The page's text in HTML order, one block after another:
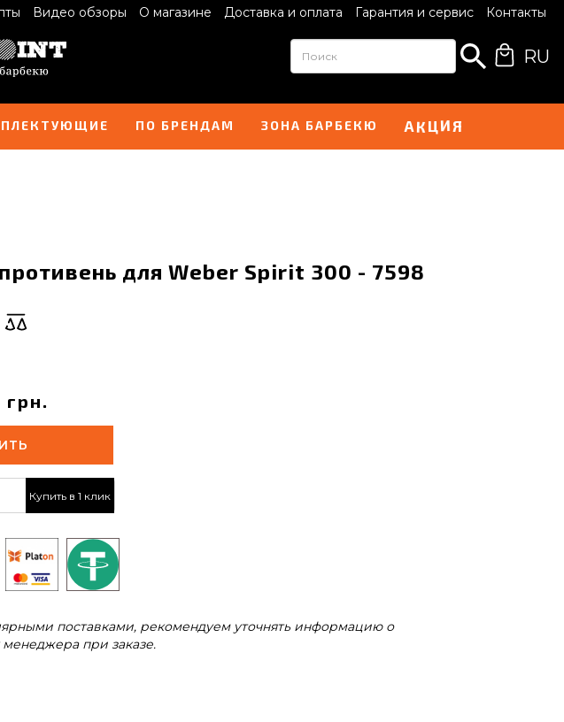
Видео обзоры О магазине Доставка и оплата Гарантия и сервис Контакты
RU
ПО БРЕНДАМ ЗОНА БАРБЕКЮ АКЦИЯ
для Weber Spirit 300 - 7598
Купить в 1 клик
поставками, рекомендуем уточнять информацию о
при заказе.